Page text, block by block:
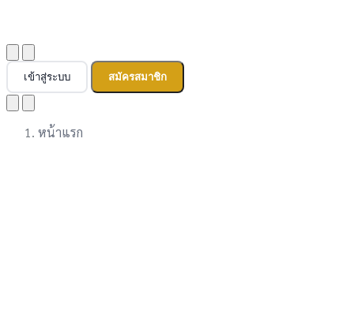
เข้าสู่ระบบ สมัครสมาชิก
หน้าแรก